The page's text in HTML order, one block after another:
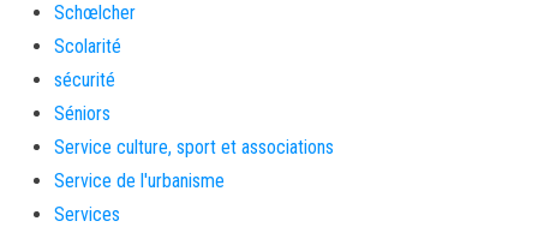
Schœlcher
Scolarité
sécurité
Séniors
Service culture, sport et associations
Service de l'urbanisme
Services